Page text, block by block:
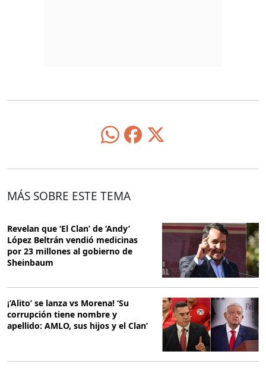
MÁS SOBRE ESTE TEMA
Revelan que ‘El Clan’ de ‘Andy’
López Beltrán vendió medicinas
por 23 millones al gobierno de
Sheinbaum
¡‘Alito’ se lanza vs Morena! ‘Su
corrupción tiene nombre y
apellido: AMLO, sus hijos y el Clan’